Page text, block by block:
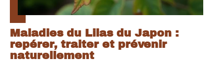
Maladies du Lilas du Japon :
repérer, traiter et prévenir
naturellement